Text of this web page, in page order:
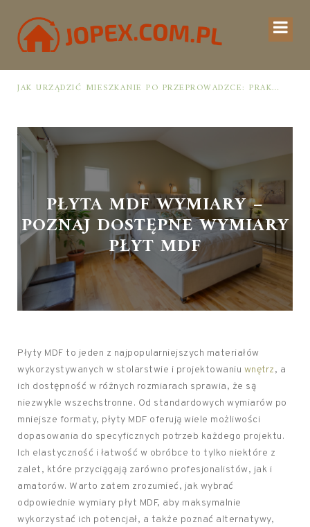
JAK URZĄDZIĆ MIESZKANIE PO PRZEPROWADZCE: PRAKTYCZNY PLAN OD ROZPAKOWANIA DO PRZYTULNEJ PRZESTRZENI
PŁYTA MDF WYMIARY –
POZNAJ DOSTĘPNE WYMIARY
PŁYT MDF
Płyty MDF to jeden z najpopularniejszych materiałów
wykorzystywanych w stolarstwie i projektowaniu wnętrz, a
ich dostępność w różnych rozmiarach sprawia, że są
niezwykle wszechstronne. Od standardowych wymiarów po
mniejsze formaty, płyty MDF oferują wiele możliwości
dopasowania do specyficznych potrzeb każdego projektu.
Ich elastyczność i łatwość w obróbce to tylko niektóre z
zalet, które przyciągają zarówno profesjonalistów, jak i
amatorów. Warto zatem zrozumieć, jak wybrać
odpowiednie wymiary płyt MDF, aby maksymalnie
wykorzystać ich potencjał, a także poznać alternatywy,